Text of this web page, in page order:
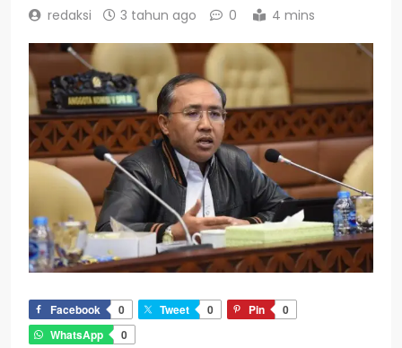
redaksi 3 tahun ago 0 4 mins
Facebook 0 Tweet 0 Pin
0
WhatsApp
0